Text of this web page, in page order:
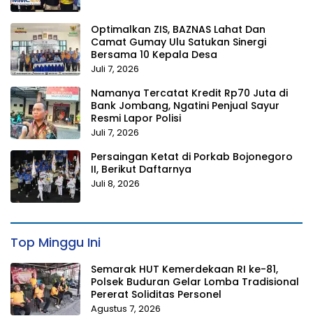
Optimalkan ZIS, BAZNAS Lahat Dan
Camat Gumay Ulu Satukan Sinergi
Bersama 10 Kepala Desa
Juli 7, 2026
Namanya Tercatat Kredit Rp70 Juta di
Bank Jombang, Ngatini Penjual Sayur
Resmi Lapor Polisi
Juli 7, 2026
Persaingan Ketat di Porkab Bojonegoro
II, Berikut Daftarnya
Juli 8, 2026
Top Minggu Ini
Semarak HUT Kemerdekaan RI ke-81,
Polsek Buduran Gelar Lomba Tradisional
Pererat Soliditas Personel
Agustus 7, 2026